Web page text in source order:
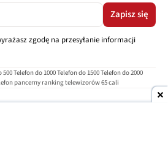
Zapisz się
zgodę na przesyłanie informacji
500Telefon do 1000Telefon do 1500Telefon do 2000
pancernyranking telewizorów 65 cali